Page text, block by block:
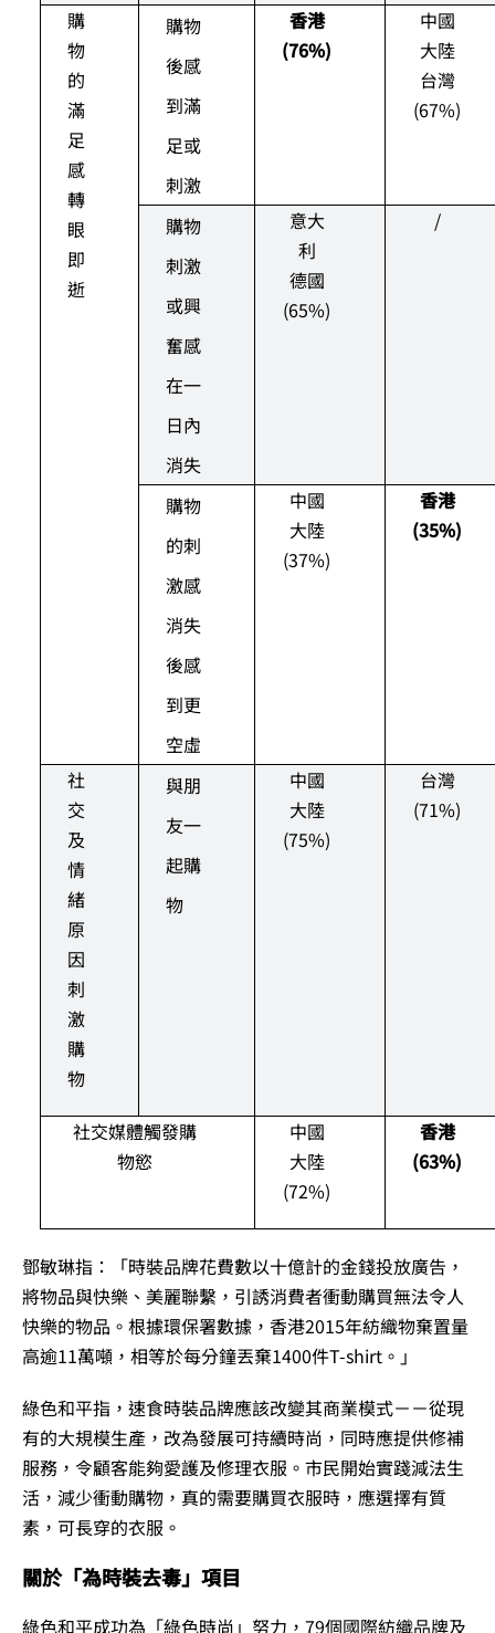
購
物
的
滿
足
感
轉
眼
即
逝
購物
後感
到滿
足或
刺激
香港
(76%)
中國
大陸
台灣
(67%)
購物
刺激
或興
奮感
在一
日內
消失
意大
利
德國
(65%)
/
購物
的刺
激感
消失
後感
到更
空虛
中國
大陸
(37%)
香港
(35%)
社
交
及
情
緒
原
因
刺
激
購
物
與朋
友一
起購
物
中國
大陸
(75%)
台灣
(71%)
社交媒體觸發購
物慾
中國
大陸
(72%)
香港
(63%)
鄧敏琳指：「時裝品牌花費數以十億計的金錢投放廣告，
將物品與快樂、美麗聯繫，引誘消費者衝動購買無法令人
快樂的物品。根據環保署數據，香港2015年紡織物棄置量
高逾11萬噸，相等於每分鐘丟棄1400件T-shirt。」
綠色和平指，速食時裝品牌應該改變其商業模式－－從現
有的大規模生產，改為發展可持續時尚，同時應提供修補
服務，令顧客能夠愛護及修理衣服。市民開始實踐減法生
活，減少衝動購物，真的需要購買衣服時，應選擇有質
素，可長穿的衣服。
關於「為時裝去毒」項目
綠色和平成功為「綠色時尚」努力，79個國際紡織品牌及